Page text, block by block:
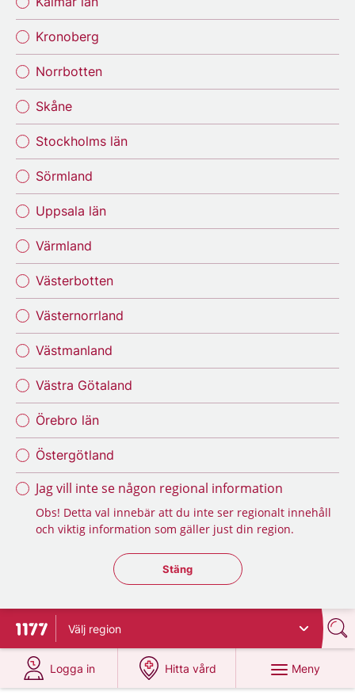
Kronoberg
Norrbotten
Skåne
Stockholms län
Sörmland
Uppsala län
Värmland
Västerbotten
Västernorrland
Västmanland
Västra Götaland
Örebro län
Östergötland
Jag vill inte se någon regional information
Obs! Detta val innebär att du inte ser regionalt innehåll
och viktig information som gäller just din region.
Stäng regionsväljaren
Stäng
Till startsidan för 1177
Välj region
Logga in
på 1177.se
Hitta vård
på 1177.se
Meny